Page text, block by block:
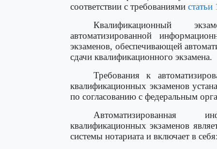
соответствии с требованиями статьи
Квалификационный
автоматизированной
экзаменов, обеспечивающей
сдачи квалификационного экзамена.
Требования к
квалификационных экзаменов
по согласованию с федеральным
Автоматизированная
квалификационных экзаменов
системы нотариата и включает в